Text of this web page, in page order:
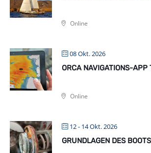
Online
08 Okt. 2026
ORCA NAVIGATIONS-
Online
12 - 14 Okt. 2026
GRUNDLAGEN DES